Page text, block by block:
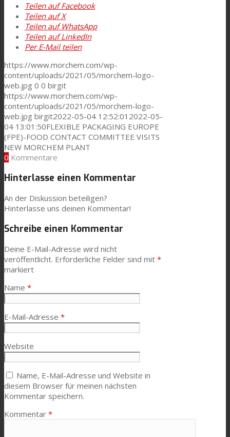
Teilen auf Facebook
Teilen auf X
Teilen auf WhatsApp
Teilen auf LinkedIn
Per E-Mail teilen
https://www.morchem.com/wp-
content/uploads/2021/05/morchem-logo-
web.jpg 0 0 birgit
https://www.morchem.com/wp-
content/uploads/2021/05/morchem-logo-
web.jpg birgit2022-05-04 12:52:01 2022-05-
04 13:01:50FLEXIBLE PACKAGING EUROPE
(FPE)-FOOD CONTACT COMMITTEE VISITS
NEW MORCHEM PLANT
0 Kommentare
Hinterlasse einen Kommentar
An der Diskussion beteiligen?
Hinterlasse uns deinen Kommentar!
Schreibe einen Kommentar
Deine E-Mail-Adresse wird nicht
veröffentlicht. Erforderliche Felder sind mit *
markiert
Name *
E-Mail-Adresse *
Website
Name, E-Mail-Adresse und Website in
diesem Browser für meinen nächsten
Kommentar speichern.
Kommentar *